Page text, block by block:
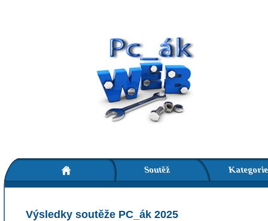
Soutěž
Výsledky soutěže PC_ák 2025